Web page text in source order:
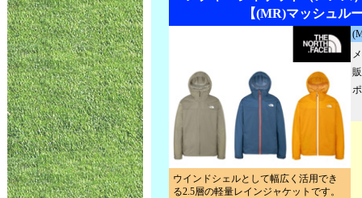
【(MR)マッシュル
ウインドシェルとして幅広く活用でき
る2.5層の軽量レインジャケットです。